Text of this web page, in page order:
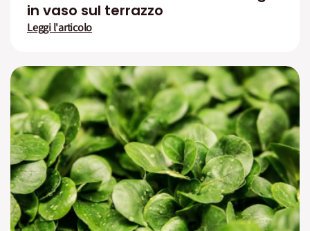
in vaso sul terrazzo
Leggi l'articolo